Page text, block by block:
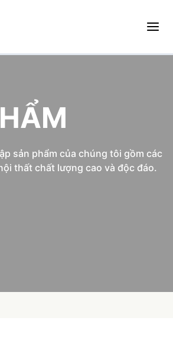
sản phẩm của chúng tôi gồm các
thất chất lượng cao và độc đáo.